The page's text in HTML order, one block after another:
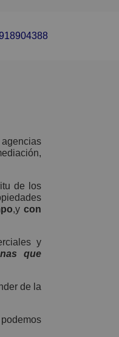
de los
,y con
y
que
de la